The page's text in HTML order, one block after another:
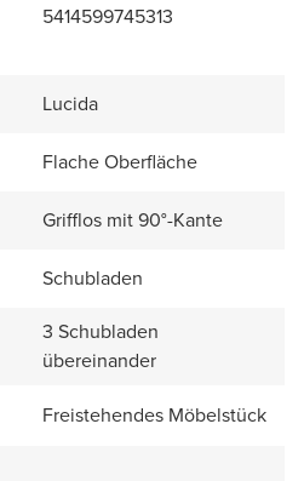
5414599745313
Lucida
Flache Oberfläche
Grifflos mit 90°-Kante
Schubladen
3 Schubladen
übereinander
Freistehendes Möbelstück